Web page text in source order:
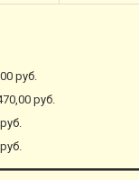
руб.
руб.